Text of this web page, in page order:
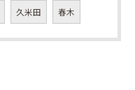
久米田 春木